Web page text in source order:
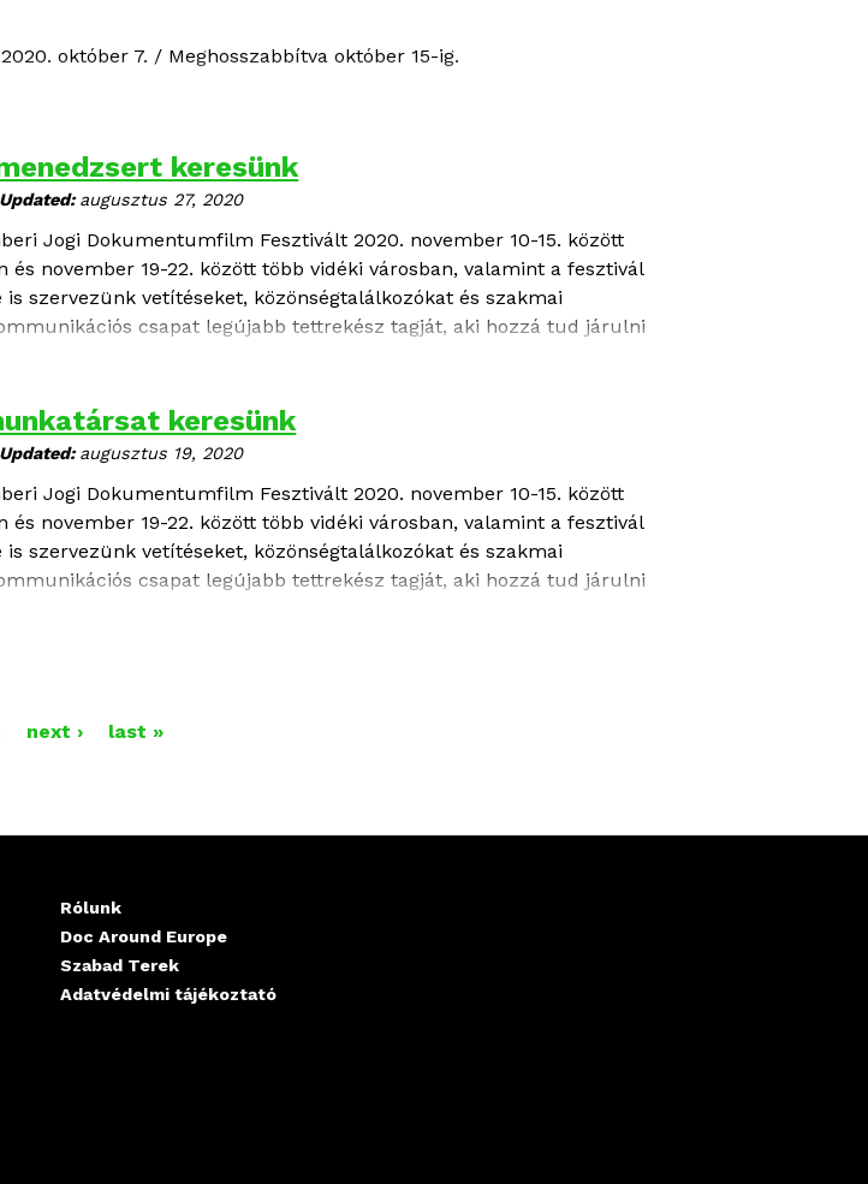
2020. október 7. / Meghosszabbítva október 15-ig.
keresünk
Updated:augusztus 27, 2020
Jogi Dokumentumfilm Fesztivált 2020. november 10-15. között
és november 19-22. között több vidéki városban, valamint a fesztivál
szervezünk vetítéseket, közönségtalálkozókat és szakmai
csapat legújabb tettrekész tagját, aki hozzá tud járulni
keresünk
Updated:augusztus 19, 2020
Jogi Dokumentumfilm Fesztivált 2020. november 10-15. között
és november 19-22. között több vidéki városban, valamint a fesztivál
szervezünk vetítéseket, közönségtalálkozókat és szakmai
csapat legújabb tettrekész tagját, aki hozzá tud járulni
next › last »
Rólunk
Doc Around Europe
Szabad Terek
Adatvédelmi tájékoztató